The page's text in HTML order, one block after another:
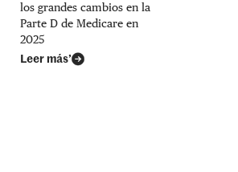
los grandes cambios en la
Parte D de Medicare en
2025
Leer más’